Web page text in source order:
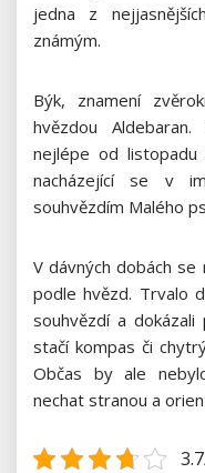
jedna z
známým.
Býk, znamení
hvězdou
nejlépe od
nacházející se v
souhvězdím Malého
V dávných dobách se
podle hvězd. Trvalo
souhvězdí a
stačí kompas či
Občas by ale
nechat stranou a